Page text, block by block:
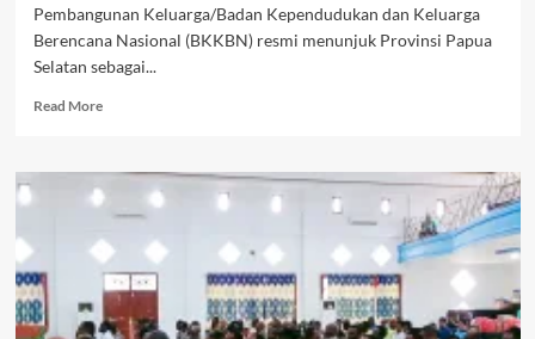
Pembangunan Keluarga/Badan Kependudukan dan Keluarga
Berencana Nasional (BKKBN) resmi menunjuk Provinsi Papua
Selatan sebagai...
Read MoreRead
Papua
Selatan
Tuan
Rumah
Kirab
Bangga
Kencana
Harganas